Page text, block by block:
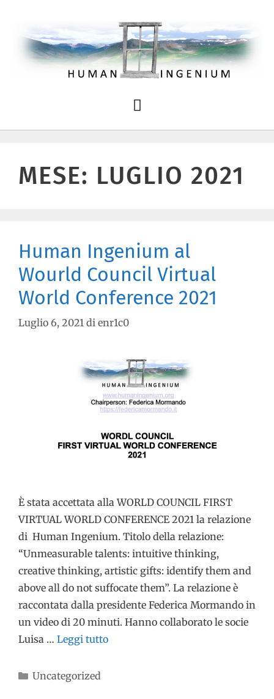
MESE: LUGLIO 2021
Human Ingenium al
Wourld Council Virtual
World Conference 2021
Luglio 6, 2021 di enr1c0
È stata accettata alla WORLD COUNCIL FIRST
VIRTUAL WORLD CONFERENCE 2021 la relazione
di Human Ingenium. Titolo della relazione:
“Unmeasurable talents: intuitive thinking,
creative thinking, artistic gifts: identify them and
above all do not suffocate them”. La relazione è
raccontata dalla presidente Federica Mormando in
un video di 20 minuti. Hanno collaborato le socie
Luisa … Leggi tutto
Uncategorized